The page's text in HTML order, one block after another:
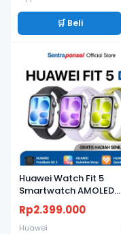
🛒 Beli
Huawei Watch Fit 5
Smartwatch AMOLED
Ringan, Baterai Tahan
Lama, Fitness & Health
Tracker - Garansi
Rp2.399.000
Huawei